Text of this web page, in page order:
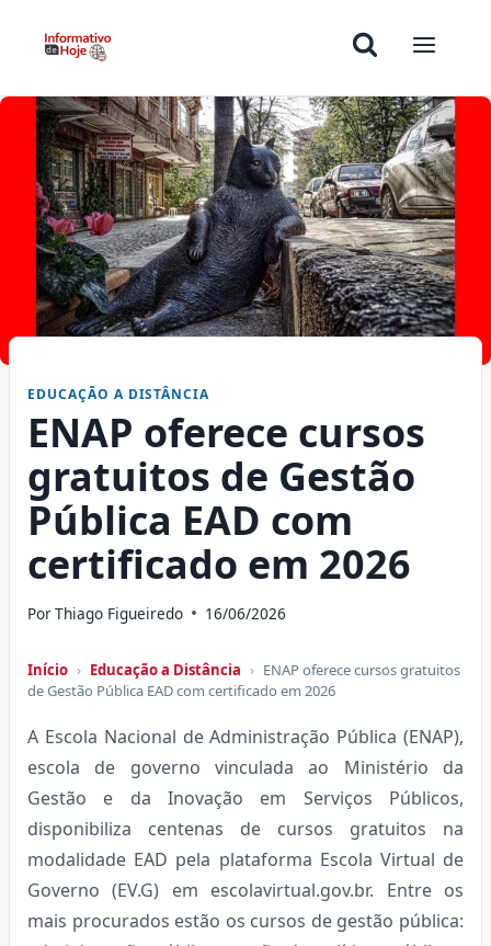
EDUCAÇÃO A DISTÂNCIA
ENAP oferece cursos
gratuitos de Gestão
Pública EAD com
certificado em 2026
PorThiago Figueiredo 16/06/2026
Início › Educação a Distância › ENAP oferece cursos gratuitos
de Gestão Pública EAD com certificado em 2026
A Escola Nacional de Administração Pública (ENAP),
escola de governo vinculada ao Ministério da
Gestão e da Inovação em Serviços Públicos,
disponibiliza centenas de cursos gratuitos na
modalidade EAD pela plataforma Escola Virtual de
Governo (EV.G) em escolavirtual.gov.br. Entre os
mais procurados estão os cursos de gestão pública: